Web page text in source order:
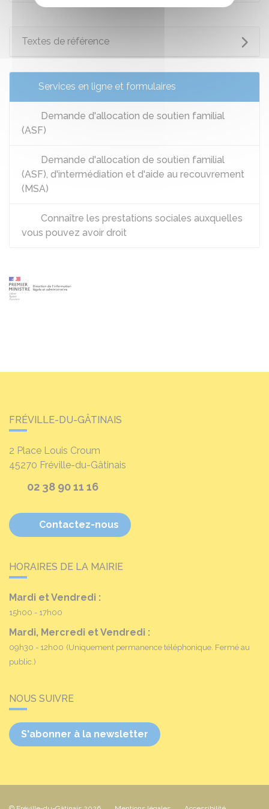
Textes de référence
Services en ligne et formulaires
Demande d'allocation de soutien familial
(ASF)
Demande d'allocation de soutien familial
(ASF), d'intermédiation et d'aide au recouvrement
(MSA)
Connaître les prestations sociales auxquelles
vous pouvez avoir droit
FRÉVILLE-DU-GÂTINAIS
2 Place Louis Croum
45270 Fréville-du-Gâtinais
02 38 90 11 16
Contactez-nous
HORAIRES DE LA MAIRIE
Mardi et Vendredi :
15h00 - 17h00
Mardi, Mercredi et Vendredi :
09h30 - 12h00 (Uniquement permanence téléphonique. Fermé au
public.)
NOUS SUIVRE
S'abonner à la newsletter